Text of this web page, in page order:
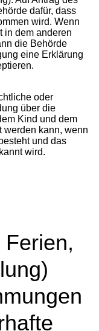
dafür, dass
wird. Wenn
in dem anderen
die Behörde
eine Erklärung
oder
über die
Kind und dem
werden kann, wenn
und das
wird.